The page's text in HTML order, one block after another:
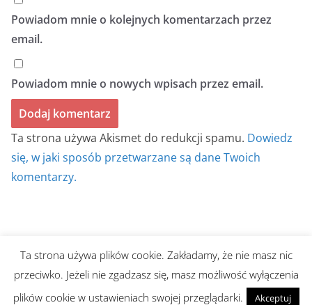
Powiadom mnie o kolejnych komentarzach przez
email.
Powiadom mnie o nowych wpisach przez email.
Ta strona używa Akismet do redukcji spamu. Dowiedz
się, w jaki sposób przetwarzane są dane Twoich
komentarzy.
Prawa autorskie © 2026 BIULETYN BEZ TYTUŁU
prawa zastrzeżone.
Motyw:ColorMagstworzony przez ThemeGrill. Wspierane
Ta strona używa plików cookie. Zakładamy, że nie masz nic
przeciwko. Jeżeli nie zgadzasz się, masz możliwość wyłączenia
plików cookie w ustawieniach swojej przeglądarki.
Akceptuj